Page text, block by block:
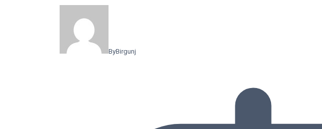
ByBirgunj